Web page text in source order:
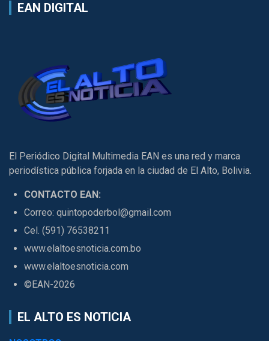
EAN DIGITAL
El Periódico Digital Multimedia EAN es una red y marca
periodística pública forjada en la ciudad de El Alto, Bolivia.
CONTACTO EAN:
Correo: quintopoderbol@gmail.com
Cel. (591) 76538211
www.elaltoesnoticia.com.bo
www.elaltoesnoticia.com
©EAN-2026
EL ALTO ES NOTICIA